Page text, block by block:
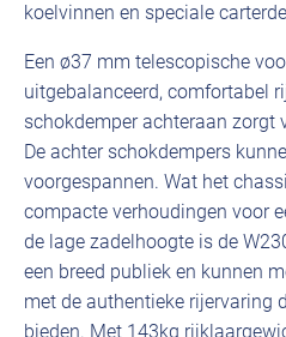
koelvinnen en speciale
Een ø37 mm telescopische
uitgebalanceerd, comfortabel
schokdemper achteraan zorgt
De achter schokdempers
voorgespannen. Wat het
compacte verhoudingen voor
de lage zadelhoogte is de
een breed publiek en kunnen
met de authentieke rijervaring
bieden. Met 143kg